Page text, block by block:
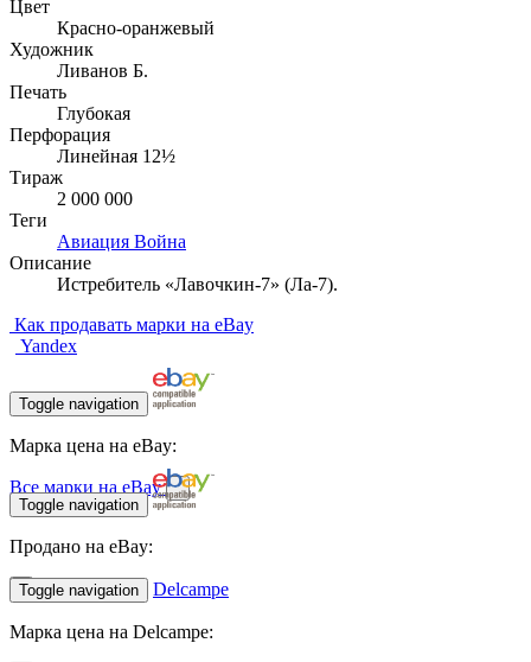
Цвет
Красно-оранжевый
Художник
Ливанов Б.
Печать
Глубокая
Перфорация
Линейная 12½
Тираж
2 000 000
Теги
Авиация Война
Описание
Истребитель «Лавочкин-7» (Ла-7).
Как продавать марки на eBay
Yandex
Toggle navigation
Марка цена на eBay:
Все марки на eBay
Toggle navigation
Продано на eBay:
Toggle navigation Delcampe
Марка цена на Delcampe: